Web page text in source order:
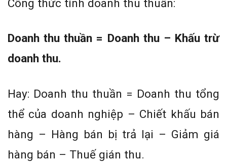
Công thức tính doanh thu thuần:
Doanh thu thuần = Doanh thu – Khấu trừ
doanh thu.
Hay: Doanh thu thuần = Doanh thu tổng
thể của doanh nghiệp – Chiết khấu bán
hàng – Hàng bán bị trả lại – Giảm giá
hàng bán – Thuế gián thu.